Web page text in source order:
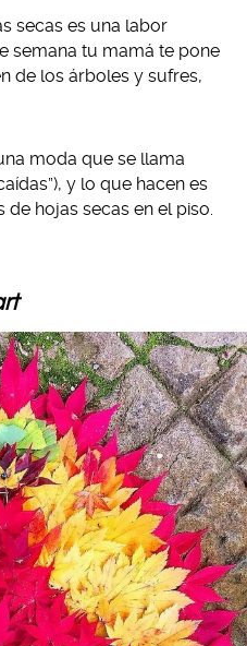
secas es una labor
semana tu mamá te pone
de los árboles y sufres,
moda que se llama
y lo que hacen es
hojas secas en el piso.